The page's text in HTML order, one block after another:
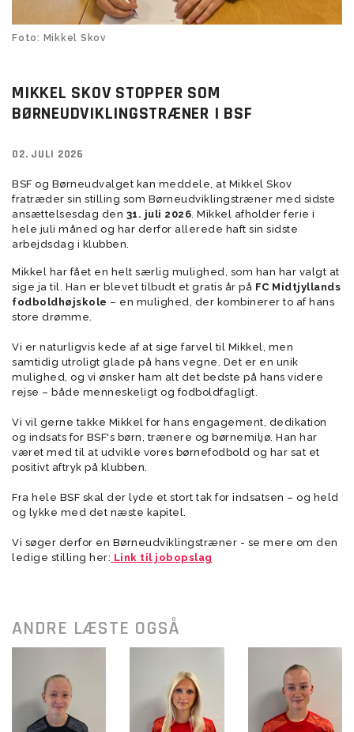
Foto: Mikkel Skov
MIKKEL SKOV STOPPER SOM
BØRNEUDVIKLINGSTRÆNER I BSF
02. JULI 2026
BSF og Børneudvalget kan meddele, at Mikkel Skov
fratræder sin stilling som Børneudviklingstræner med sidste
ansættelsesdag den 31. juli 2026. Mikkel afholder ferie i
hele juli måned og har derfor allerede haft sin sidste
arbejdsdag i klubben.
Mikkel har fået en helt særlig mulighed, som han har valgt at
sige ja til. Han er blevet tilbudt et gratis år på FC Midtjyllands
fodboldhøjskole – en mulighed, der kombinerer to af hans
store drømme.
Vi er naturligvis kede af at sige farvel til Mikkel, men
samtidig utroligt glade på hans vegne. Det er en unik
mulighed, og vi ønsker ham alt det bedste på hans videre
rejse – både menneskeligt og fodboldfagligt.
Vi vil gerne takke Mikkel for hans engagement, dedikation
og indsats for BSF's børn, trænere og børnemiljø. Han har
været med til at udvikle vores børnefodbold og har sat et
positivt aftryk på klubben.
Fra hele BSF skal der lyde et stort tak for indsatsen – og held
og lykke med det næste kapitel.
Vi søger derfor en Børneudviklingstræner - se mere om den
ledige stilling her: Link til jobopslag
ANDRE LÆSTE OGSÅ